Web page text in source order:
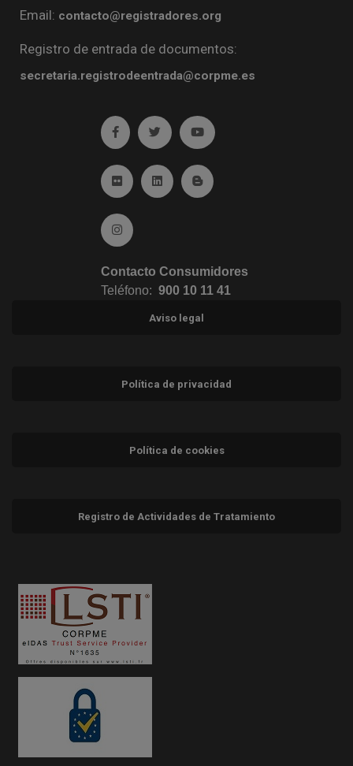
Email: contacto@registradores.org
Registro de entrada de documentos:
secretaria.registrodeentrada@corpme.es
Ir a facebook (abre en ventana nueva)
Ir a twitter (abre en ventana nueva)
Ir a YouTube (abre en
Ir a Flickr (abre en ventana nueva)
Ir a Linkedin (abre en ventana nueva)
Ir al Blog (abre en ventana
Ir a Instagram (abre en ventana nueva)
Contacto Consumidores
Teléfono: 900 10 11 41
Aviso legal
Política de privacidad
Política de cookies
Registro de Actividades de Tratamiento